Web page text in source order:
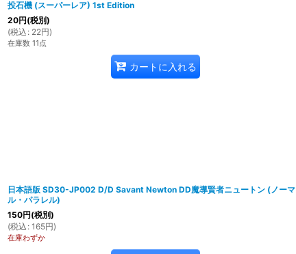
投石機 (スーパーレア) 1st Edition
20円(税別)
(税込 : 22円)
在庫数 11点
カートに入れる
日本語版 SD30-JP002 D/D Savant Newton DD魔導賢者ニュートン (ノーマ
ル・パラレル)
150円(税別)
(税込 : 165円)
在庫わずか